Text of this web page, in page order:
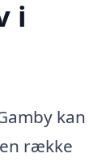
i
kan
række